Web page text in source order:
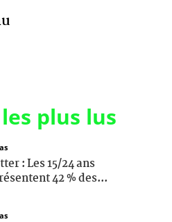
les plus lus
: Les 15/24 ans
42 % des...